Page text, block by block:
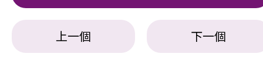
上一個 下一個